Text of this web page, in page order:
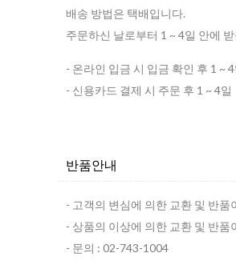
배송 방법은 택배입니다.
주문하신 날로부터 1 ~ 4일 안에
- 온라인 입금 시 입금 확인 후 1 ~ 4
- 신용카드 결제 시 주문 후 1 ~ 4일
반품안내
- 고객의 변심에 의한 교환 및 반
- 상품의 이상에 의한 교환 및 반
- 문의 : 02-743-1004